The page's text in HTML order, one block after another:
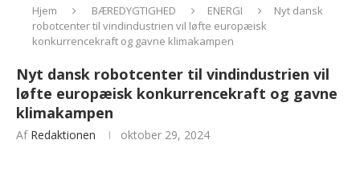
Hjem BÆREDYGTIGHED ENERGI
Nyt dansk
robotcenter til vindindustrien vil løfte europæisk
konkurrencekraft og gavne klimakampen
Nyt dansk robotcenter til vindindustrien vil
løfte europæisk konkurrencekraft og gavne
klimakampen
Af Redaktionen oktober 29, 2024